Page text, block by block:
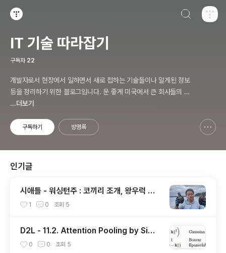
IT 기술 따라잡기
구독자 22
개발자로서 현장에서 일하면서 새로 접하는 기술들이나 알게된 정보
등을 정리하기 위한 블로그입니다. 운 좋게 미국에서 큰 회사들의 프
로젝트에서 컬설턴트로 일하고 있어서 새로운 기술들을 접할 기회가
분들과 정보를 공유하고 싶습니다.
...더보기
구독하기 방명록
인기글
시애틀 - 워싱턴주 : 코끼리 조개, 왕우럭 조
개, 굴, 홍합이 널려 있는 집 근처 해변.
1 0 조회 5
D2L - 11.2. Attention Pooling by Simil
arity
0 0 조회 5